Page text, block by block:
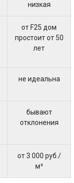
низкая
от F25 дом
простоит от 50
лет
не идеальна
бывают
отклонения
от 3 000 руб./
м³